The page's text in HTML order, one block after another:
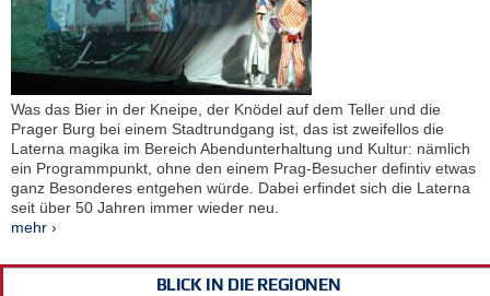
Was das Bier in der Kneipe, der Knödel auf dem Teller und die
Prager Burg bei einem Stadtrundgang ist, das ist zweifellos die
Laterna magika im Bereich Abendunterhaltung und Kultur: nämlich
ein Programmpunkt, ohne den einem Prag-Besucher defintiv etwas
ganz Besonderes entgehen würde. Dabei erfindet sich die Laterna
seit über 50 Jahren immer wieder neu.
mehr ›
BLICK IN DIE REGIONEN